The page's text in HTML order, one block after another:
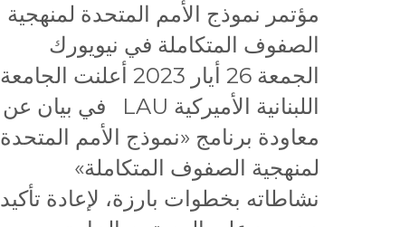
مؤتمر نموذج الأمم المتحدة لمنهجية
الصفوف المتكاملة في نيويورك
الجمعة 26 أيار 2023 أعلنت الجامعة
اللبنانية الأميركية LAU في بيان عن
معاودة برنامج «نموذج الأمم المتحدة
لمنهجية الصفوف المتكاملة»
نشاطاته بخطوات بارزة، لإعادة تأكيد